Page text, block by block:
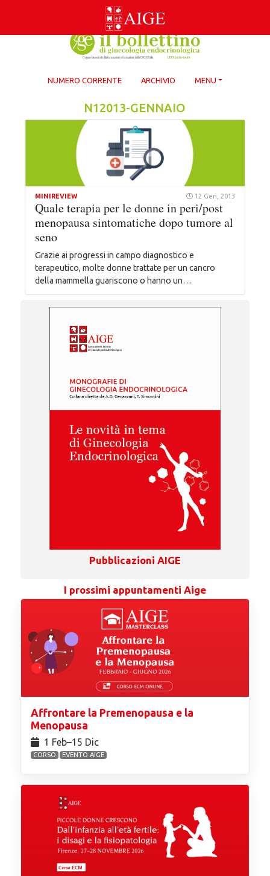
NUMERO CORRENTE ARCHIVIO MENU
N12013-GENNAIO
MINIREVIEW 12 Gen, 2013
Quale terapia per le donne in peri/post
menopausa sintomatiche dopo tumore al
seno
Grazie ai progressi in campo diagnostico e
terapeutico, molte donne trattate per un cancro
della mammella guariscono o hanno un…
Pubblicazioni AIGE
I prossimi appuntamenti Aige
Affrontare la Premenopausa e la
Menopausa
1 Feb⁠–15 Dic
CORSO EVENTO AIGE